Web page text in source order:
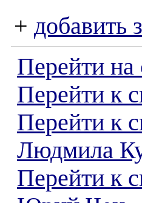
+ добавить
Перейти на
Перейти к
Перейти к
Людмила
Перейти к